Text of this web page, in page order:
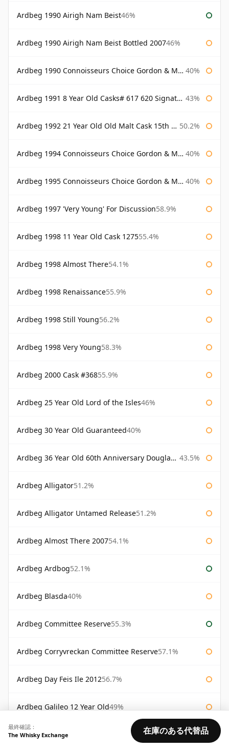
Ardbeg 1990 Airigh Nam Beist46%
Ardbeg 1990 Airigh Nam Beist Bottled 200746%
Ardbeg 1990 Connoisseurs Choice Gordon & Macphail 40%
Ardbeg 1991 8 Year Old Casks# 617 620 Signatory 43%
Ardbeg 1992 21 Year Old Old Malt Cask 15th Anniversary Hunter Laing 50.2%
Ardbeg 1994 Connoisseurs Choice Gordon & Macphail 40%
Ardbeg 1995 Connoisseurs Choice Gordon & Macphail 40%
Ardbeg 1997 'Very Young' For Discussion58.9%
Ardbeg 1998 11 Year Old Cask 127555.4%
Ardbeg 1998 Almost There54.1%
Ardbeg 1998 Renaissance55.9%
Ardbeg 1998 Still Young56.2%
Ardbeg 1998 Very Young58.3%
Ardbeg 2000 Cask #36855.9%
Ardbeg 25 Year Old Lord of the Isles46%
Ardbeg 30 Year Old Guaranteed40%
Ardbeg 36 Year Old 60th Anniversary Douglas Laing 43.5%
Ardbeg Alligator51.2%
Ardbeg Alligator Untamed Release51.2%
Ardbeg Almost There 200754.1%
Ardbeg Ardbog52.1%
Ardbeg Blasda40%
Ardbeg Committee Reserve55.3%
Ardbeg Corryvreckan Committee Reserve57.1%
Ardbeg Day Feis Ile 201256.7%
Ardbeg Galileo 12 Year Old49%
在庫状況: 良好 普通 少なめ
最終確認：
The Whisky Exchange
在庫のある代替品